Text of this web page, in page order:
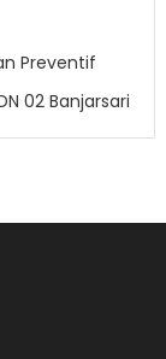
Preventif
02 Banjarsari